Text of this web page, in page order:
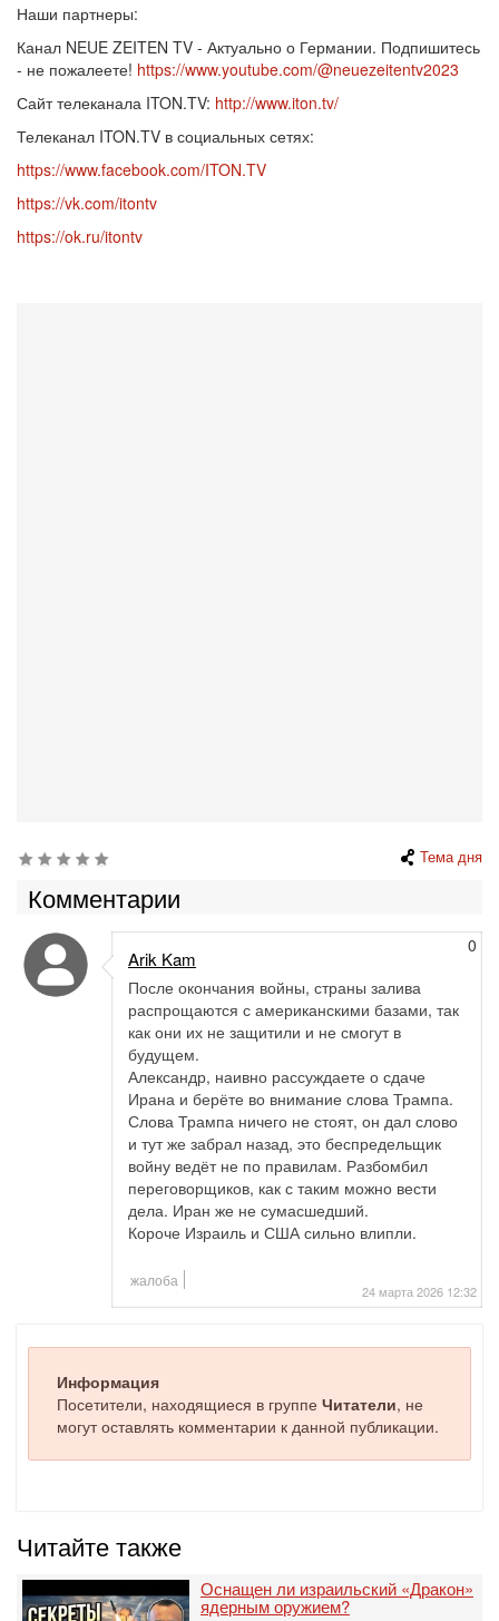
Наши партнеры:
Канал NEUE ZEITEN TV - Актуально о Германии. Подпишитесь
- не пожалеете! https://www.youtube.com/@neuezeitentv2023
Сайт телеканала ITON.TV: http://www.iton.tv/
Телеканал ITON.TV в социальных сетях:
https://www.facebook.com/ITON.TV
https://vk.com/itontv
https://ok.ru/itontv
Тема дня
Комментарии
0
Arik Kam
После окончания войны, страны залива
распрощаются с американскими базами, так
как они их не защитили и не смогут в
будущем.
Александр, наивно рассуждаете о сдаче
Ирана и берёте во внимание слова Трампа.
Слова Трампа ничего не стоят, он дал слово
и тут же забрал назад, это беспредельщик
войну ведёт не по правилам. Разбомбил
переговорщиков, как с таким можно вести
дела. Иран же не сумасшедший.
Короче Израиль и США сильно влипли.
жалоба
24 марта 2026 12:32
Информация
Посетители, находящиеся в группе Читатели, не
могут оставлять комментарии к данной публикации.
Читайте также
Оснащен ли израильский «Дракон»
ядерным оружием?